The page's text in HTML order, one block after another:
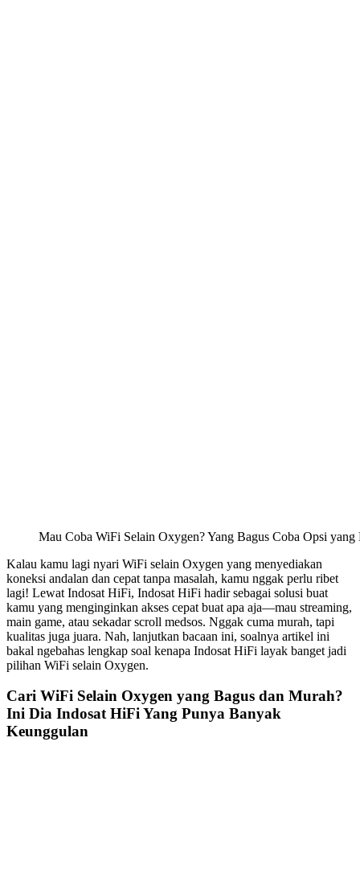
Mau Coba WiFi Selain Oxygen? Yang Bagus Coba Opsi
Kalau kamu lagi nyari WiFi selain Oxygen yang menyediakan
koneksi andalan dan cepat tanpa masalah, kamu nggak perlu ribet
lagi! Lewat Indosat HiFi, Indosat HiFi hadir sebagai solusi buat
kamu yang menginginkan akses cepat buat apa aja—mau streaming,
main game, atau sekadar scroll medsos. Nggak cuma murah, tapi
kualitas juga juara. Nah, lanjutkan bacaan ini, soalnya artikel ini
bakal ngebahas lengkap soal kenapa Indosat HiFi layak banget jadi
pilihan WiFi selain Oxygen.
Cari WiFi Selain Oxygen yang Bagus dan Murah?
Ini Dia Indosat HiFi Yang Punya Banyak
Keunggulan